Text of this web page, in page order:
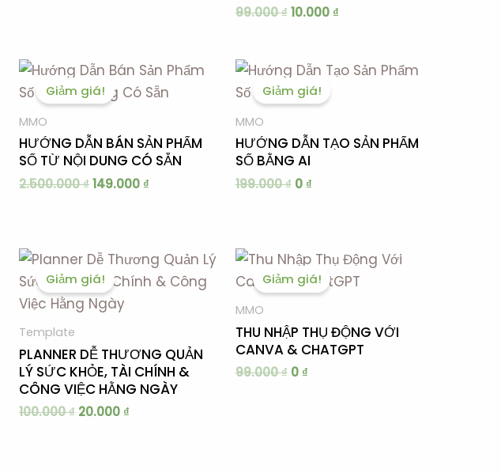
99.000₫ 10.000 ₫
Giảm giá!
MMO
HƯỚNG DẪN BÁN SẢN PHẨM
SỐ TỪ NỘI DUNG CÓ SẴN
2.500.000₫
Giá
là:
2.500.000 ₫.
149.000 ₫
Giá
hiện
tại
Giảm giá!
MMO
HƯỚNG DẪN TẠO SẢN PHẨM
SỐ BẰNG AI
199.000₫
Giá
là:
199.000 ₫.
0 ₫
Giá
tại
là:
Giảm giá!
Template
PLANNER DỄ THƯƠNG QUẢN
LÝ SỨC KHỎE, TÀI CHÍNH &
CÔNG VIỆC HẰNG NGÀY
100.000₫
Giá
là:
100.000 ₫.
20.000 ₫
Giá
hiện
tại
Giảm giá!
MMO
THU NHẬP THỤ ĐỘNG VỚI
CANVA & CHATGPT
99.000₫
Giá
gốc
là:
99.000 ₫.
0 ₫
Giá
tại
là: